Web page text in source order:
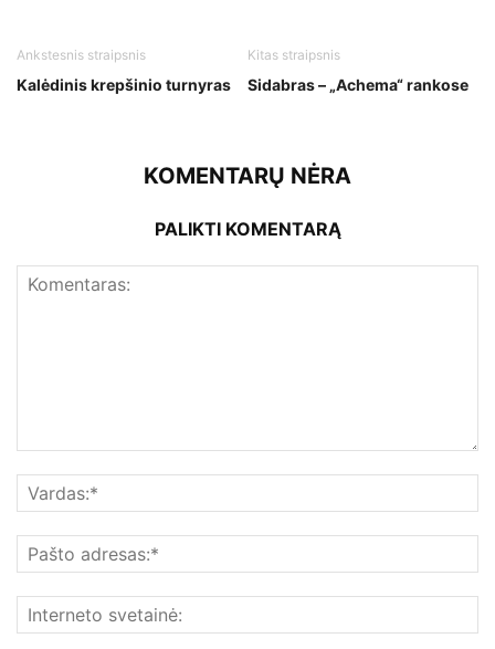
Ankstesnis straipsnis
Kalėdinis krepšinio turnyras
Kitas straipsnis
Sidabras – „Achema“ rankose
KOMENTARŲ NĖRA
PALIKTI KOMENTARĄ